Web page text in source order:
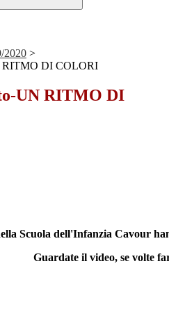
2020 >
RITMO DI COLORI
UN RITMO DI
Scuola dell'Infanzia Cavour
Guardate il video, se volte